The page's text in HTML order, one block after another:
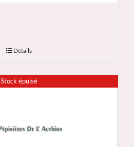
Détails
Stock épuisé